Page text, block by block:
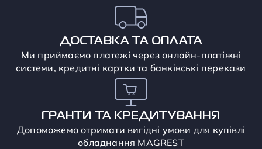
ДОСТАВКА ТА ОПЛАТА
Ми приймаємо платежі через онлайн-платіжні
системи, кредитні картки та банківські перекази
ГРАНТИ ТА КРЕДИТУВАННЯ
Допоможемо отримати вигідні умови для купівлі
обладнання MAGREST